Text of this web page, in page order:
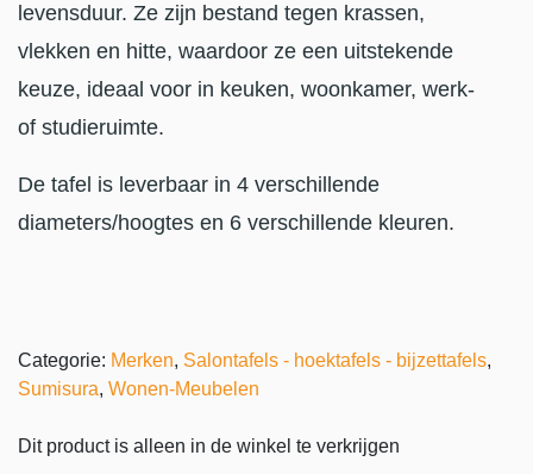
levensduur. Ze zijn bestand tegen krassen,
vlekken en hitte, waardoor ze een uitstekende
keuze, ideaal voor in keuken, woonkamer, werk-
of studieruimte.
De tafel is leverbaar in 4 verschillende
diameters/hoogtes en 6 verschillende kleuren.
Categorie: Merken, Salontafels - hoektafels - bijzettafels,
Sumisura, Wonen-Meubelen
Dit product is alleen in de winkel te verkrijgen